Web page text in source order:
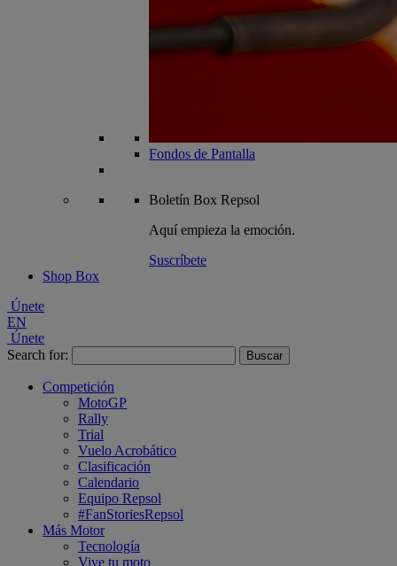
Fondos de Pantalla
Boletín Box Repsol
Aquí empieza la emoción.
Suscríbete
Shop Box
Únete
EN
Únete
Search for:
Competición
MotoGP
Rally
Trial
Vuelo Acrobático
Clasificación
Calendario
Equipo Repsol
#FanStoriesRepsol
Más Motor
Tecnología
Vive tu moto